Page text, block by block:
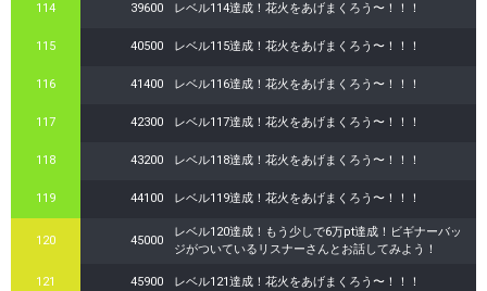
114 39600 レベル114達成！花火をあげまくろう〜！！！
115 40500 レベル115達成！花火をあげまくろう〜！！！
116 41400 レベル116達成！花火をあげまくろう〜！！！
117 42300 レベル117達成！花火をあげまくろう〜！！！
118 43200 レベル118達成！花火をあげまくろう〜！！！
119 44100 レベル119達成！花火をあげまくろう〜！！！
120 45000
レベル120達成！もう少しで6万pt達成！ビギナーバッ
ジがついているリスナーさんとお話してみよう！
121 45900 レベル121達成！花火をあげまくろう〜！！！